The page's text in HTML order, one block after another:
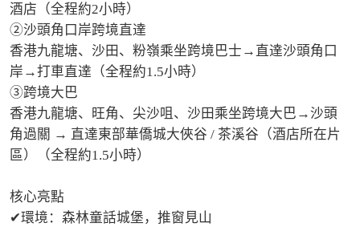
酒店（全程約2小時）
②沙頭角口岸跨境直達
香港九龍塘、沙田、粉嶺乘坐跨境巴士→直達沙頭角口
岸→打車直達（全程約1.5小時）
③跨境大巴
香港九龍塘、旺角、尖沙咀、沙田乘坐跨境大巴→沙頭
角過關 → 直達東部華僑城大俠谷 / 茶溪谷（酒店所在片
區）（全程約1.5小時）
核心亮點
✔環境：森林童話城堡，推窗見山